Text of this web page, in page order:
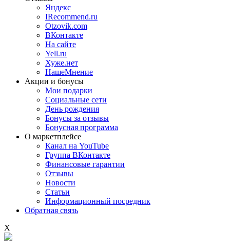
Яндекс
IRecommend.ru
Otzovik.com
ВКонтакте
На сайте
Yell.ru
Хуже.нет
НашеМнение
Акции и бонусы
Мои подарки
Социальные сети
День рождения
Бонусы за отзывы
Бонусная программа
О маркетплейсе
Канал на YouTube
Группа ВКонтакте
Финансовые гарантии
Отзывы
Новости
Статьи
Информационный посредник
Обратная связь
X